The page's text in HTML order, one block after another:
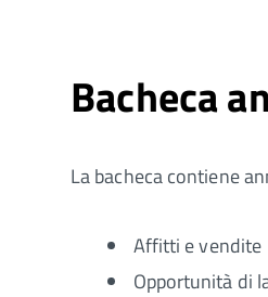
Bacheca
La bacheca contiene
Affitti e vendite
Opportunità di